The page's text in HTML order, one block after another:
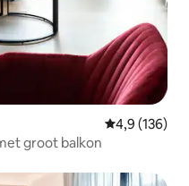
Gemiddelde
4,9 (136)
groot balkon